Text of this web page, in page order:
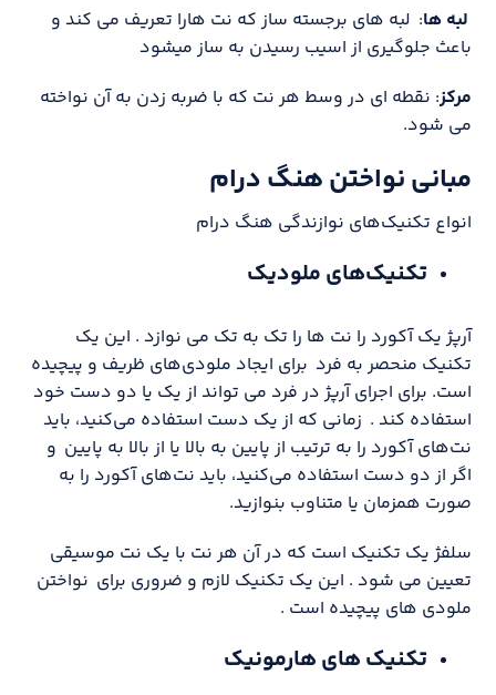
لبه ها: لبه های برجسته ساز که نت هارا تعریف می کند و
باعث جلوگیری از اسیب رسیدن به ساز میشود
مرکز: نقطه ای در وسط هر نت که با ضربه زدن به آن نواخته
می شود.
مبانی نواختن هنگ درام
انواع تکنیک‌های نوازندگی هنگ درام
تکنیک‌های ملودیک
آرپژ یک آکورد را نت ها را تک به تک می نوازد . این یک
تکنیک منحصر به فرد برای ایجاد ملودی‌های ظریف و پیچیده
است. برای اجرای آرپژ در فرد می تواند از یک یا دو دست خود
استفاده کند . زمانی که از یک دست استفاده می‌کنید، باید
نت‌های آکورد را به ترتیب از پایین به بالا یا از بالا به پایین و
اگر از دو دست استفاده می‌کنید، باید نت‌های آکورد را به
صورت همزمان یا متناوب بنوازید.
سلفژ یک تکنیک است که در آن هر نت با یک نت موسیقی
تعیین می شود . این یک تکنیک لازم و ضروری برای نواختن
ملودی های پیچیده است .
تکنیک های هارمونیک